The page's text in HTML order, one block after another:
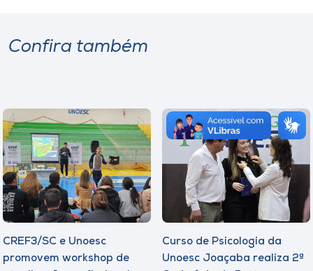
Confira também
CREF3/SC e Unoesc
promovem workshop de
Curso de Psicologia da
Unoesc Joaçaba realiza 2ª